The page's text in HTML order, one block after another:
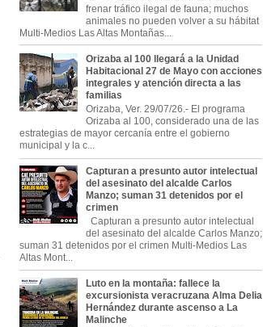
frenar tráfico ilegal de fauna; muchos
animales no pueden volver a su hábitat
Multi-Medios Las Altas Montañas...
Orizaba al 100 llegará a la Unidad
Habitacional 27 de Mayo con acciones
integrales y atención directa a las
familias
Orizaba, Ver. 29/07/26.- El programa
Orizaba al 100, considerado una de las
estrategias de mayor cercanía entre el gobierno
municipal y la c...
Capturan a presunto autor intelectual
del asesinato del alcalde Carlos
Manzo; suman 31 detenidos por el
crimen
Capturan a presunto autor intelectual
del asesinato del alcalde Carlos Manzo;
suman 31 detenidos por el crimen Multi-Medios Las
Altas Mont...
Luto en la montaña: fallece la
excursionista veracruzana Alma Delia
Hernández durante ascenso a La
Malinche